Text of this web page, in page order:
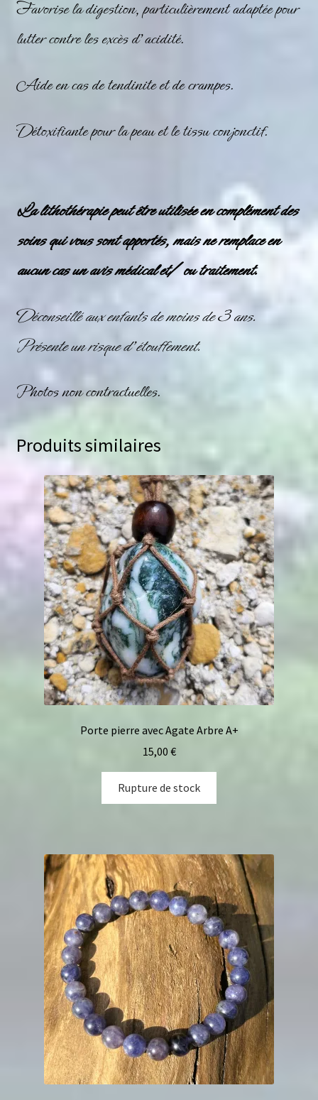
Favorise la digestion, particulièrement adaptée pour
lutter contre les excès d’acidité.
Aide en cas de tendinite et de crampes.
Détoxifiante pour la peau et le tissu conjonctif.
La lithothérapie peut être utilisée en complément des
soins qui vous sont apportés, mais ne remplace en
aucun cas un avis médical et/ ou traitement.
Déconseillé aux enfants de moins de 3 ans.
Présente un risque d’étouffement.
Photos non contractuelles.
Produits similaires
Porte pierre avec Agate Arbre A+
15,00 €
Rupture de stock